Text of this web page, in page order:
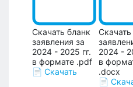
Скачать бланк
заявления за
2024 - 2025 гг.
в формате .pdf
📄 Скачать
Скачать
2024 -
в
.docx
📄